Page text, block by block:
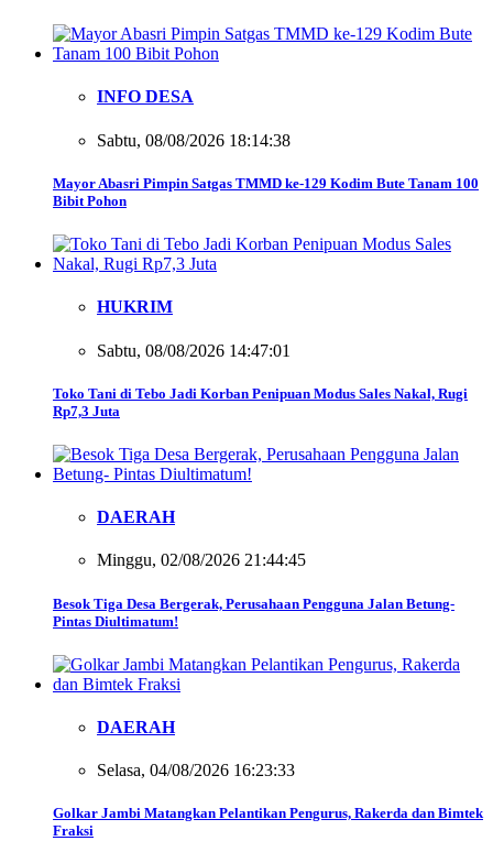
INFO DESA
Sabtu, 08/08/2026 18:14:38
Mayor Abasri Pimpin Satgas TMMD ke-129 Kodim Bute Tanam 100
Bibit Pohon
HUKRIM
Sabtu, 08/08/2026 14:47:01
Toko Tani di Tebo Jadi Korban Penipuan Modus Sales Nakal, Rugi
Rp7,3 Juta
DAERAH
Minggu, 02/08/2026 21:44:45
Besok Tiga Desa Bergerak, Perusahaan Pengguna Jalan Betung-
Pintas Diultimatum!
DAERAH
Selasa, 04/08/2026 16:23:33
Golkar Jambi Matangkan Pelantikan Pengurus, Rakerda dan Bimtek
Fraksi